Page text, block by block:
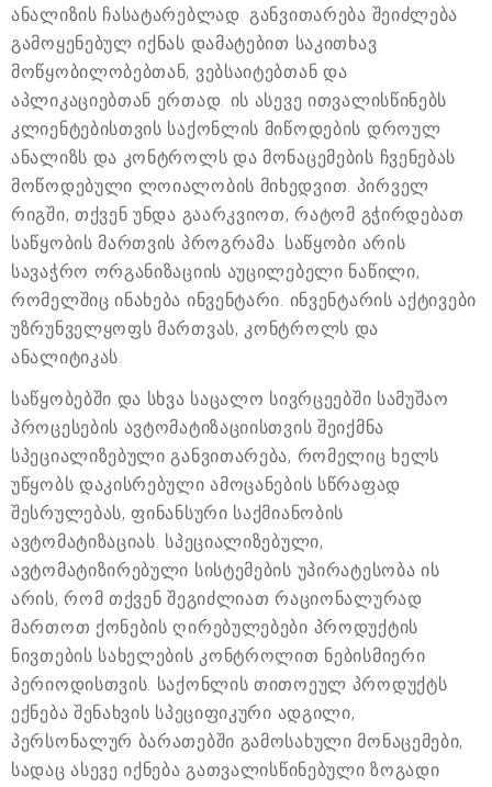
ანალიზის ჩასატარებლად. განვითარება შეიძლება
გამოყენებულ იქნას დამატებით საკითხავ
მოწყობილობებთან, ვებსაიტებთან და
აპლიკაციებთან ერთად. ის ასევე ითვალისწინებს
კლიენტებისთვის საქონლის მიწოდების დროულ
ანალიზს და კონტროლს და მონაცემების ჩვენებას
მოწოდებული ლოიალობის მიხედვით. პირველ
რიგში, თქვენ უნდა გაარკვიოთ, რატომ გჭირდებათ
საწყობის მართვის პროგრამა. საწყობი არის
სავაჭრო ორგანიზაციის აუცილებელი ნაწილი,
რომელშიც ინახება ინვენტარი. ინვენტარის აქტივები
უზრუნველყოფს მართვას, კონტროლს და
ანალიტიკას.
საწყობებში და სხვა საცალო სივრცეებში სამუშაო
პროცესების ავტომატიზაციისთვის შეიქმნა
სპეციალიზებული განვითარება, რომელიც ხელს
უწყობს დაკისრებული ამოცანების სწრაფად
შესრულებას, ფინანსური საქმიანობის
ავტომატიზაციას. სპეციალიზებული,
ავტომატიზირებული სისტემების უპირატესობა ის
არის, რომ თქვენ შეგიძლიათ რაციონალურად
მართოთ ქონების ღირებულებები პროდუქტის
ნივთების სახელების კონტროლით ნებისმიერი
პერიოდისთვის. საქონლის თითოეულ პროდუქტს
ექნება შენახვის სპეციფიკური ადგილი,
პერსონალურ ბარათებში გამოსახული მონაცემები,
სადაც ასევე იქნება გათვალისწინებული ზოგადი